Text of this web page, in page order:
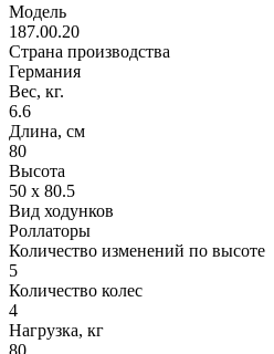
Модель
187.00.20
Страна производства
Германия
Вес, кг.
6.6
Длина, см
80
Высота
50 x 80.5
Вид ходунков
Роллаторы
Количество изменений по высоте
5
Количество колес
4
Нагрузка, кг
80